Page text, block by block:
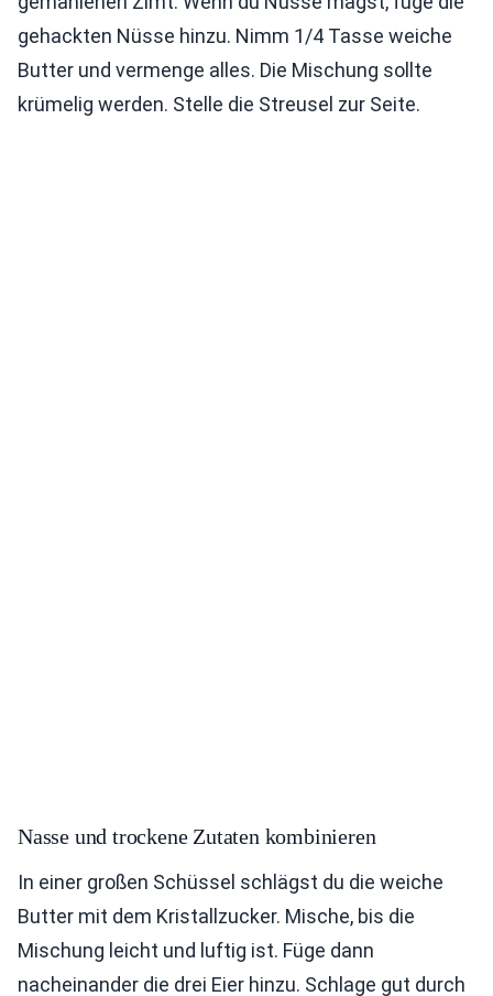
gehackten Nüsse hinzu. Nimm 1/4 Tasse weiche
Butter und vermenge alles. Die Mischung sollte
krümelig werden. Stelle die Streusel zur Seite.
Nasse und trockene Zutaten kombinieren
In einer großen Schüssel schlägst du die weiche
Butter mit dem Kristallzucker. Mische, bis die
Mischung leicht und luftig ist. Füge dann
nacheinander die drei Eier hinzu. Schlage gut durch